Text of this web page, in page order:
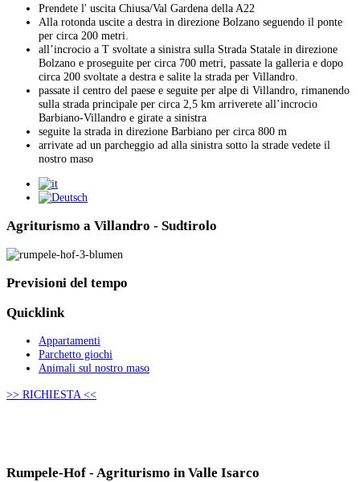
Prendete l' uscita Chiusa/Val Gardena della A22
Alla rotonda uscite a destra in direzione Bolzano seguendo il ponte
per circa 200 metri.
all’incrocio a T svoltate a sinistra sulla Strada Statale in direzione
Bolzano e proseguite per circa 700 metri, passate la galleria e dopo
circa 200 svoltate a destra e salite la strada per Villandro.
passate il centro del paese e seguite per alpe di Villandro, rimanendo
sulla strada principale per circa 2,5 km arriverete all’incrocio
Barbiano-Villandro e girate a sinistra
seguite la strada in direzione Barbiano per circa 800 m
arrivate ad un parcheggio ad alla sinistra sotto la strade vedete il
nostro maso
Agriturismo a Villandro - Sudtirolo
Previsioni del tempo
Quicklink
Appartamenti
Parchetto giochi
Animali sul nostro maso
>> RICHIESTA <<
Rumpele-Hof - Agriturismo in Valle Isarco